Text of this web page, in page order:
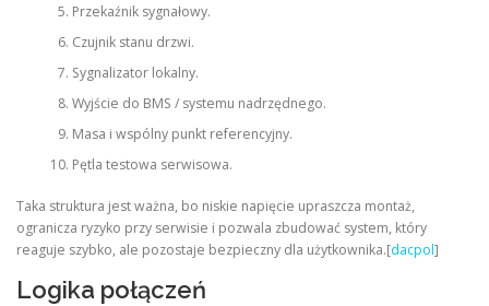
Przekaźnik sygnałowy.
Czujnik stanu drzwi.
Sygnalizator lokalny.
Wyjście do BMS / systemu nadrzędnego.
Masa i wspólny punkt referencyjny.
Pętla testowa serwisowa.
Taka struktura jest ważna, bo niskie napięcie upraszcza montaż,
ogranicza ryzyko przy serwisie i pozwala zbudować system, który
reaguje szybko, ale pozostaje bezpieczny dla użytkownika.[dacpol]
Logika połączeń